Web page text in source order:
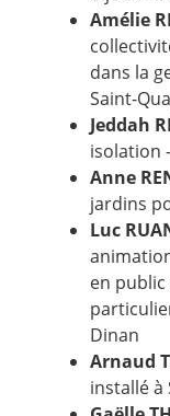
Amélie
dans la
Saint-
Jeddah
isolation
Anne
jardins
Luc
en
Dinan
Arnaud
installé à